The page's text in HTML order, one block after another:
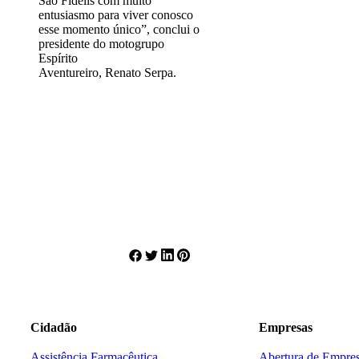
entusiasmo para viver conosco
esse momento único”, conclui o
presidente do motogrupo
Espírito
Aventureiro, Renato Serpa.
Cidadão Empresas